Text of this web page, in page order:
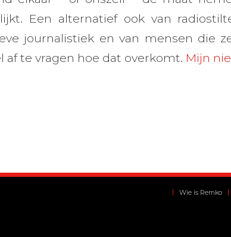
Een alternatief ook van
journalistiek en van mensen die
af te vragen hoe dat overkomt. Mijn
Wie is Remko